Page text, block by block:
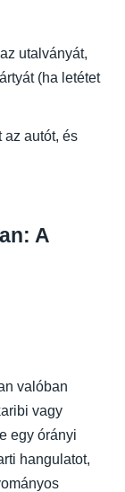
utalványát,
(ha letétet
az autót, és
A
valóban
vagy
egy órányi
hangulatot,